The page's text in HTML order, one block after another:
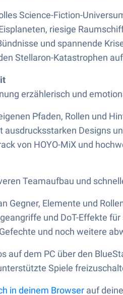
Science-Fiction-
riesige
und spannende
Stellaron-Katastrophen
erzählerisch und
Pfaden, Rollen und
ausdrucksstarken Designs
von HOYO-MiX und
Teamaufbau und
Gegner, Elemente und
und DoT-Effekte
und noch weitere
auf dem PC über den
Spiele
in deinem Browser auf